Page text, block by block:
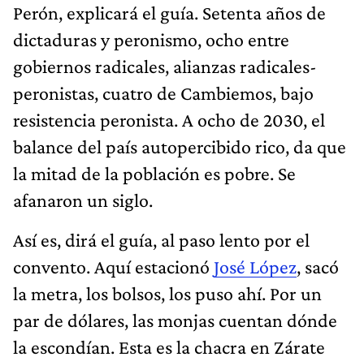
Perón, explicará el guía. Setenta años de
dictaduras y peronismo, ocho entre
gobiernos radicales, alianzas radicales-
peronistas, cuatro de Cambiemos, bajo
resistencia peronista. A ocho de 2030, el
balance del país autopercibido rico, da que
la mitad de la población es pobre. Se
afanaron un siglo.
Así es, dirá el guía, al paso lento por el
convento. Aquí estacionó José López, sacó
la metra, los bolsos, los puso ahí. Por un
par de dólares, las monjas cuentan dónde
la escondían. Esta es la chacra en Zárate